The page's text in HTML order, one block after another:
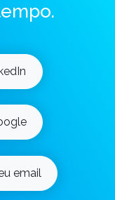
email